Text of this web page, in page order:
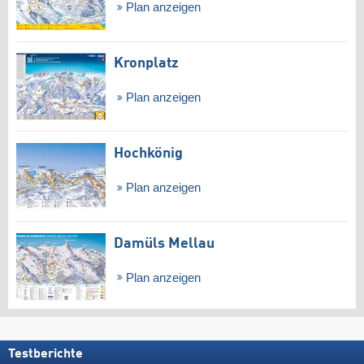
Plan anzeigen
Kronplatz
Plan anzeigen
Hochkönig
Plan anzeigen
Damüls Mellau
Plan anzeigen
Testberichte